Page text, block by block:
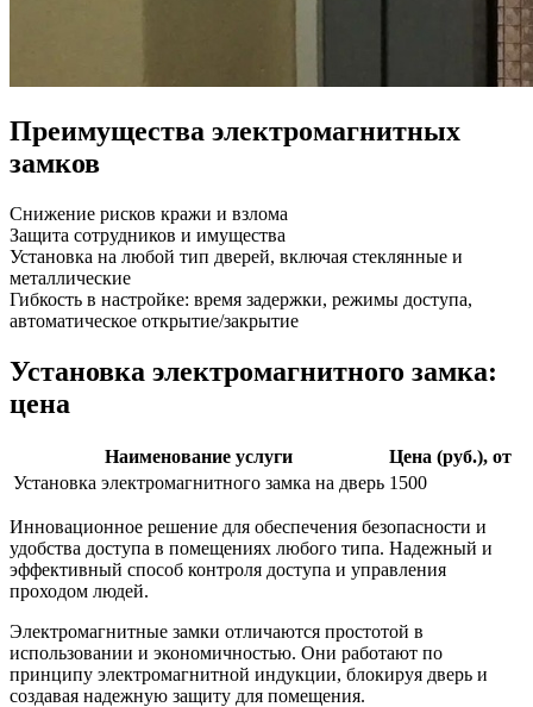
Преимущества электромагнитных
замков
Снижение рисков кражи и взлома
Защита сотрудников и имущества
Установка на любой тип дверей, включая стеклянные и
металлические
Гибкость в настройке: время задержки, режимы доступа,
автоматическое открытие/закрытие
Установка электромагнитного замка:
цена
Наименование услуги
Цена (руб.), от
Установка электромагнитного замка на дверь 1500
Инновационное решение для обеспечения безопасности и
удобства доступа в помещениях любого типа. Надежный и
эффективный способ контроля доступа и управления
проходом людей.
Электромагнитные замки отличаются простотой в
использовании и экономичностью. Они работают по
принципу электромагнитной индукции, блокируя дверь и
создавая надежную защиту для помещения.